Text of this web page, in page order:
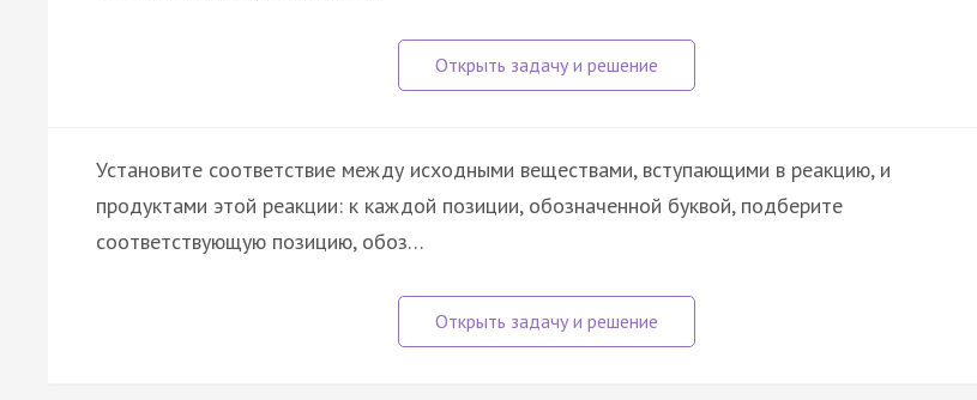
Установите соответствие между исходными веществами, вступающими в реакцию, и
продуктами этой реакции: к каждой позиции, обозначенной буквой, подберите
соответствующую позицию, обоз…